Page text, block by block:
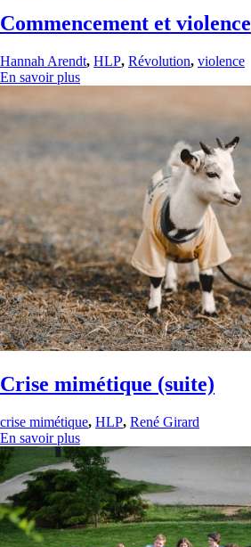
Commencement et violence
Hannah Arendt, HLP, Révolution, violence
En savoir plus
Crise mimétique (suite)
crise mimétique, HLP, René Girard
En savoir plus